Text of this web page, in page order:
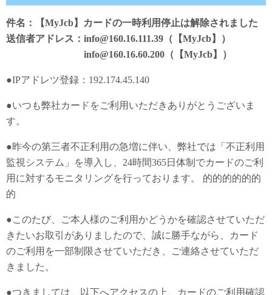
件名：【MyJcb】カードの一時利用停止は解除されました
送信者アドレス：info@160.16.111.39（【MyJcb】）
info@160.16.60.200（【MyJcb】）
●IPアドレツ登録：192.174.45.140
●いつも弊社カードをご利用いただきありがとうございま
す。
●昨今の第三者不正利用の急増に伴い、弊社では「不正利用
監視システム」を導入し、24時間365日体制でカードのご利
用に対するモニタリングを行っております。 的的的的的的
的
●このたび、ご本人様のご利用かどうかを確認させていただ
きたいお取引がありましたので、誠に勝手ながら、カード
のご利用を一部制限させていただき、ご連絡させていただ
きました。
●つきましては、以下へアクセスの上、カードのご利用確認